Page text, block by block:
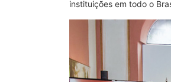
instituições em todo o